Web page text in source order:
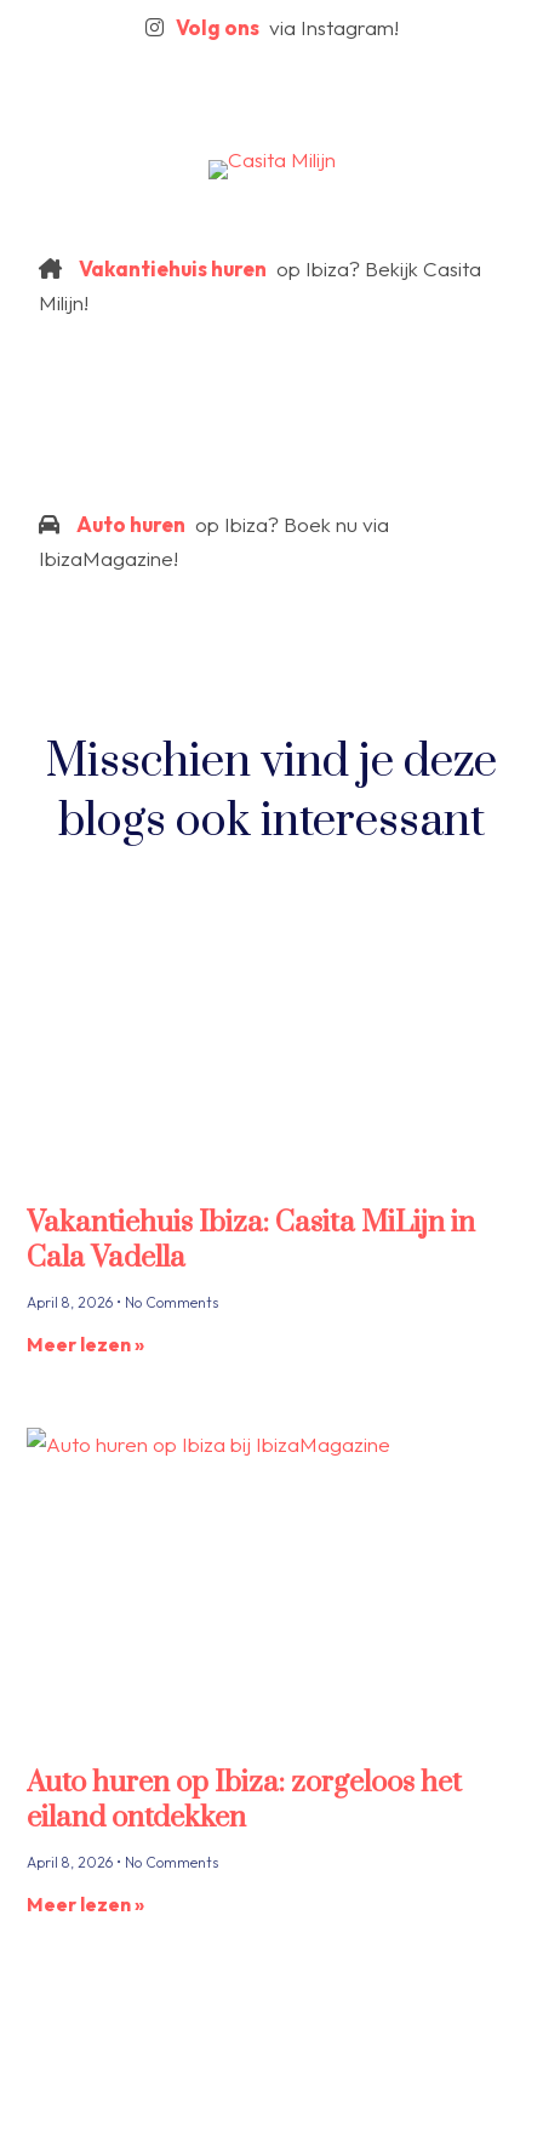
Volg onsvia Instagram!
Vakantiehuis huren op Ibiza? Bekijk Casita
Milijn!
Auto huren op Ibiza? Boek nu via
IbizaMagazine!
Misschien vind je deze
blogs ook interessant
Vakantiehuis Ibiza: Casita MiLijn in
Cala Vadella
April 8, 2026 No Comments
Meer lezen »
Auto huren op Ibiza: zorgeloos het
eiland ontdekken
April 8, 2026 No Comments
Meer lezen »